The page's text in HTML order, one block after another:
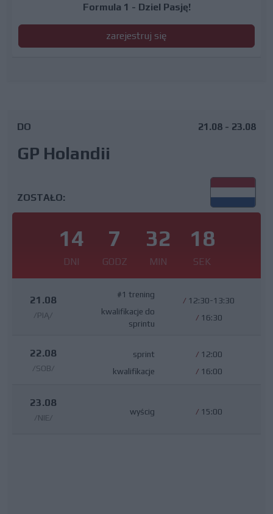
Formula 1 - Dziel Pasję!
zarejestruj się
DO
GP Holandii
21.08 - 23.08
ZOSTAŁO:
14
DNI
7
GODZ
32
MIN
18
SEK
21.08
/PIĄ/
#1 trening
kwalifikacje do
sprintu
/ 12:30-13:30
/ 16:30
22.08
/SOB/
sprint
kwalifikacje
/ 12:00
/ 16:00
23.08
/NIE/
wyścig / 15:00